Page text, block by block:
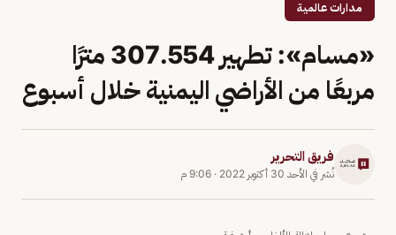
مدارات عالمية
«مسام»: تطهير 307.554 مترًا
مربعًا من الأراضي اليمنية خلال أسبوع
فريق التحرير
نُشر في الأحد 30 أكتوبر 2022 · 9:06 م